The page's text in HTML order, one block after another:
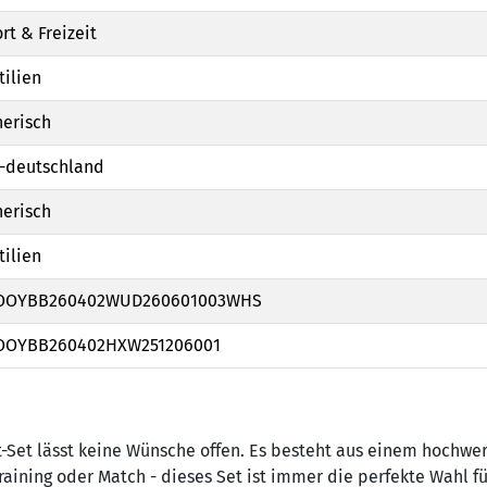
& Freizeit
deutschland
lässt keine Wünsche offen. Es besteht aus einem
oder Match - dieses Set ist immer die perfekte Wahl